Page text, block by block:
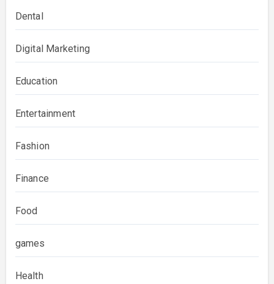
Dental
Digital Marketing
Education
Entertainment
Fashion
Finance
Food
games
Health